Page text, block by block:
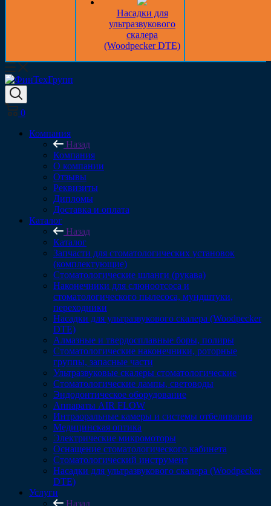
Насадки для
ультразвукового
скалера
(Woodpecker DTE)
0
Компания
Назад
Компания
О компании
Отзывы
Реквизиты
Дипломы
Доставка и оплата
Каталог
Назад
Каталог
Запчасти для стоматологических установок
(комплектующие)
Стоматологические шланги (рукава)
Наконечники для слюноотсоса и
стоматологического пылесоса, мундштуки,
переходники
Насадки для ультразвукового скалера (Woodpecker
DTE)
Алмазные и твердосплавные боры, полиры
Стоматологические наконечники, роторные
группы, запасные части
Ультразвуковые скалеры стоматологические
Стоматологические лампы, световоды
Эндодонтическое оборудование
Аппараты AIR FLOW
Интраоральные камеры и системы отбеливания
Медицинская оптика
Электрические микромоторы
Оснащение стоматологического кабинета
Стоматологический инструмент
Насадки для ультразвукового скалера (Woodpecker
DTE)
Услуги
Назад